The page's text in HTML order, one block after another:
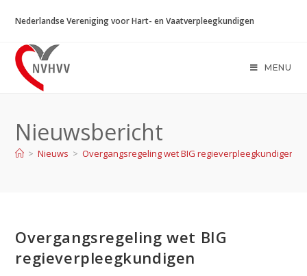
naar
inhoud
Nederlandse Vereniging voor Hart- en Vaatverpleegkundigen
MENU
Nieuwsbericht
> Nieuws > Overgangsregeling wet BIG regieverpleegkundigen
Overgangsregeling wet BIG
regieverpleegkundigen